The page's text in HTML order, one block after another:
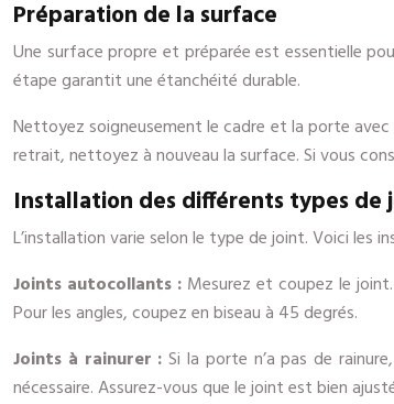
Préparation de la surface
Une surface propre et préparée est essentielle
étape garantit une étanchéité durable.
Nettoyez soigneusement le cadre et la porte
retrait, nettoyez à nouveau la surface. Si vous
Installation des différents types de
L’installation varie selon le type de joint. Voici les
Joints autocollants : Mesurez et coupez le
Pour les angles, coupez en biseau à 45 degrés.
Joints à rainurer :Si la porte n’a pas de
nécessaire. Assurez-vous que le joint est bien